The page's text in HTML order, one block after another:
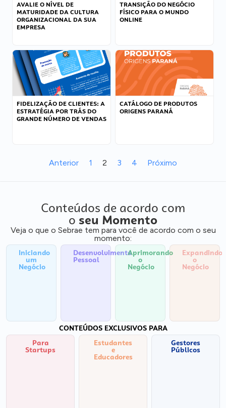
AVALIE O NÍVEL DE
MATURIDADE DA CULTURA
ORGANIZACIONAL DA SUA
EMPRESA
TRANSIÇÃO DO NEGÓCIO
FÍSICO PARA O MUNDO
ONLINE
FIDELIZAÇÃO DE CLIENTES: A
ESTRATÉGIA POR TRÁS DO
GRANDE NÚMERO DE VENDAS
CATÁLOGO DE PRODUTOS
ORIGENS PARANÁ
Anterior 1 2 3 4 Próximo
Conteúdos de acordo com
o seu Momento
Veja o que o Sebrae tem para você de acordo com o seu
momento:
Iniciando
um
Negócio
Desenvolvimento
Pessoal
Aprimorando
o
Negócio
Expandindo
o
Negócio
CONTEÚDOS EXCLUSIVOS PARA
Para
Startups
Estudantes
e
Educadores
Gestores
Públicos